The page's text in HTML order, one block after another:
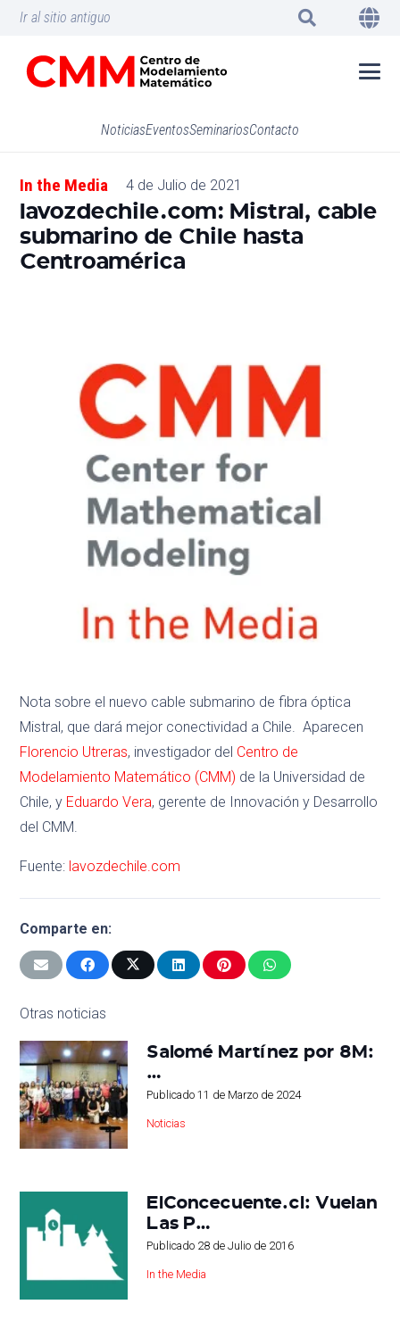
Ir al sitio antiguo
NoticiasEventosSeminariosContacto
In the Media 4 de Julio de 2021
lavozdechile.com: Mistral, cable
submarino de Chile hasta
Centroamérica
Nota sobre el nuevo cable submarino de fibra óptica
Mistral, que dará mejor conectividad a Chile. Aparecen
Florencio Utreras, investigador del Centro de
Modelamiento Matemático (CMM) de la Universidad de
Chile, y Eduardo Vera, gerente de Innovación y Desarrollo
del CMM.
Fuente: lavozdechile.com
Comparte en:
Otras noticias
Salomé Martínez por 8M:
…
Publicado 11 de Marzo de 2024
Noticias
ElConcecuente.cl: Vuelan
Las P…
Publicado 28 de Julio de 2016
In the Media